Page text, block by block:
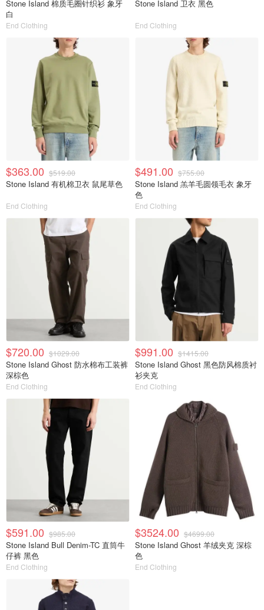
Stone Island 棉质毛圈针织衫 象牙
白
End Clothing
Stone Island 卫衣 黑色
End Clothing
$363.00 $519.00
Stone Island 有机棉卫衣 鼠尾草色
End Clothing
$491.00 $755.00
Stone Island 羔羊毛圆领毛衣 象牙
色
End Clothing
$720.00 $1029.00
Stone Island Ghost 防水棉布工装裤
深棕色
End Clothing
$991.00 $1415.00
Stone Island Ghost 黑色防风棉质衬
衫夹克
End Clothing
$591.00 $985.00
Stone Island Bull Denim-TC 直筒牛
仔裤 黑色
End Clothing
$3524.00 $4699.00
Stone Island Ghost 羊绒夹克 深棕
色
End Clothing